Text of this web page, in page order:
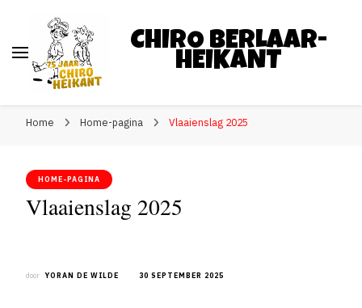
CHIRO BERLAAR-
HEIKANT
Home Home-pagina Vlaaienslag 2025
HOME-PAGINA
Vlaaienslag 2025
door YORAN DE WILDE 30 SEPTEMBER 2025